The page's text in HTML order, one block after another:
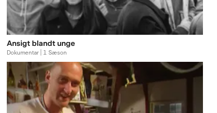
Ansigt blandt unge
Dokumentar | 1 Sæson